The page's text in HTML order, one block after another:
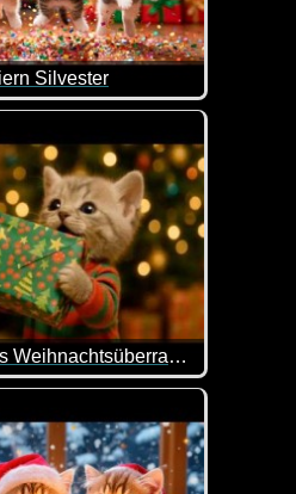
Silvester
feiern Silvester und
Kätzchen Edgars Weihnachtsüberraschung
nicht mal wieder super lieb